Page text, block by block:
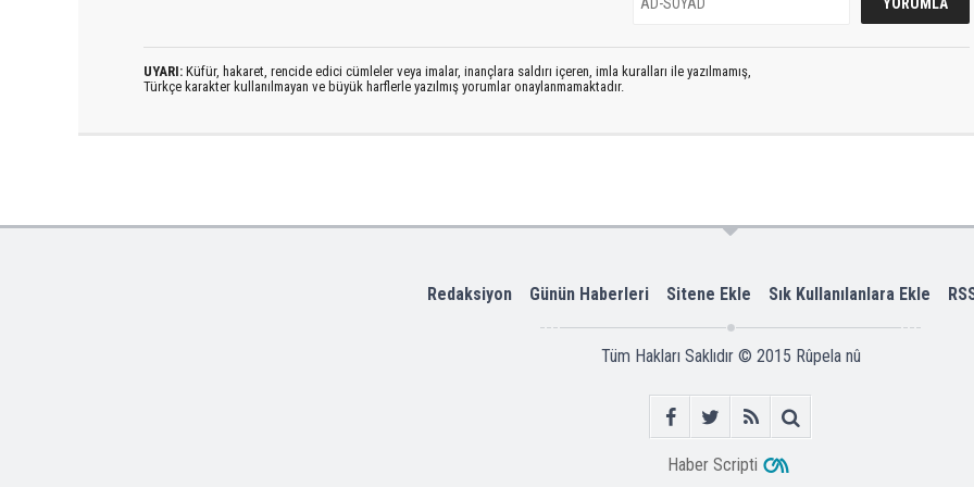
UYARI: Küfür, hakaret, rencide edici cümleler veya imalar, inançlara saldırı içeren, imla kuralları ile yazılmamış,
Türkçe karakter kullanılmayan ve büyük harflerle yazılmış yorumlar onaylanmamaktadır.
Redaksiyon Günün Haberleri Sitene Ekle Sık Kullanılanlara Ekle
Tüm Hakları Saklıdır © 2015 Rûpela nû
Haber Scripti